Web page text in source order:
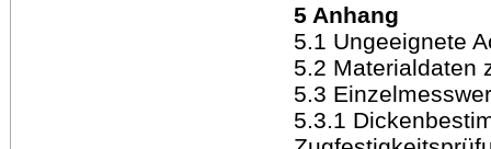
5 Anhang
5.1 Ungeeignete
5.2 Materialdaten
5.3
5.3.1